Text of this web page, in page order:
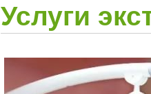
Услуги